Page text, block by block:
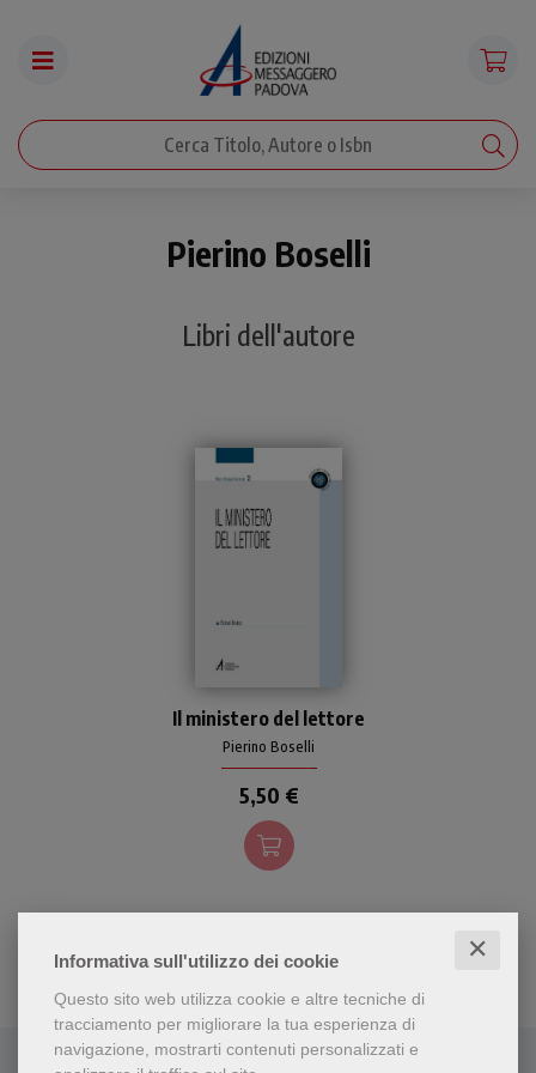
Informativa sull'utilizzo dei cookie ✕
Questo sito web utilizza cookie e altre tecniche di
tracciamento per migliorare la tua esperienza di
navigazione, mostrarti contenuti personalizzati e
Pierino Boselli
Libri dell'autore
efficace e pratico per la
formazione dei laici che
svolgono il servizio di
proclamare la Parola nelle
celebrazioni liturgiche.
Il ministero del lettore
Pierino Boselli
5,50 €